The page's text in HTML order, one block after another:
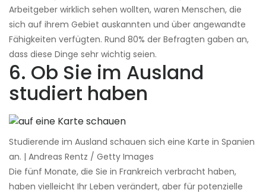
Arbeitgeber wirklich sehen wollten, waren Menschen, die
sich auf ihrem Gebiet auskannten und über angewandte
Fähigkeiten verfügten. Rund 80% der Befragten gaben an,
dass diese Dinge sehr wichtig seien.
6. Ob Sie im Ausland
studiert haben
Studierende im Ausland schauen sich eine Karte in Spanien
an. | Andreas Rentz / Getty Images
Die fünf Monate, die Sie in Frankreich verbracht haben,
haben vielleicht Ihr Leben verändert, aber für potenzielle